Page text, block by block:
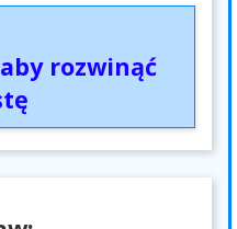
rozwinąć